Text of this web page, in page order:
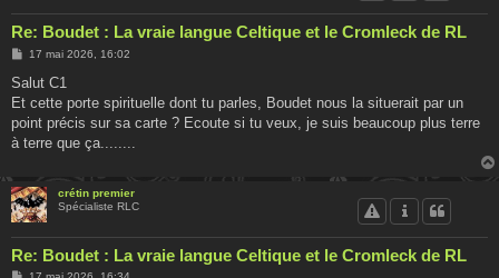
Re: Boudet : La vraie langue Celtique et le Cromleck de RL
M
s
a
g
17 mai 2026, 16:02
Salut C1
Et cette porte spirituelle dont tu parles, Boudet nous la situerait par un
point précis sur sa carte ? Ecoute si tu veux, je suis beaucoup plus terre
à terre que ça........
crétin premier
Spécialiste RLC
Re: Boudet : La vraie langue Celtique et le Cromleck de RL
M